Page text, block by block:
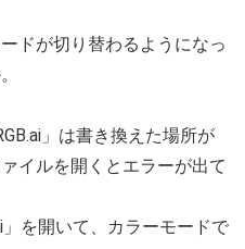
ドが切り替わるようになっ
」は書き換えた場所が
イルを開くとエラーが出て
を開いて、カラーモードで